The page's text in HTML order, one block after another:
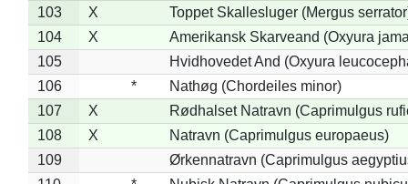
103 X
Toppet Skallesluger (Mergus
104
X
Amerikansk Skarveand (Oxyura
105
Hvidhovedet And (Oxyura
106
*
Nathøg (Chordeiles minor)
107
X
Rødhalset Natravn (Caprimulgus
108
X
Natravn (Caprimulgus europaeus)
109
Ørkennatravn (Caprimulgus